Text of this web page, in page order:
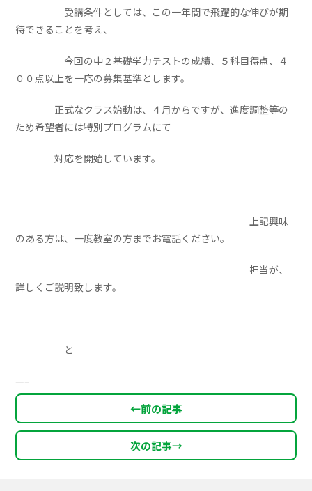
受講条件としては、この一年間で飛躍的な伸びが期
待できることを考え、
今回の中２基礎学力テストの成績、５科目得点、４
００点以上を一応の募集基準とします。
正式なクラス始動は、４月からですが、進度調整等の
ため希望者には特別プログラムにて
対応を開始しています。
上記興味
のある方は、一度教室の方までお電話ください。
担当が、
詳しくご説明致します。
と
—–
←前の記事
次の記事→